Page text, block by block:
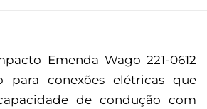
Emenda Wago 221-0612
para conexões elétricas que
de condução com